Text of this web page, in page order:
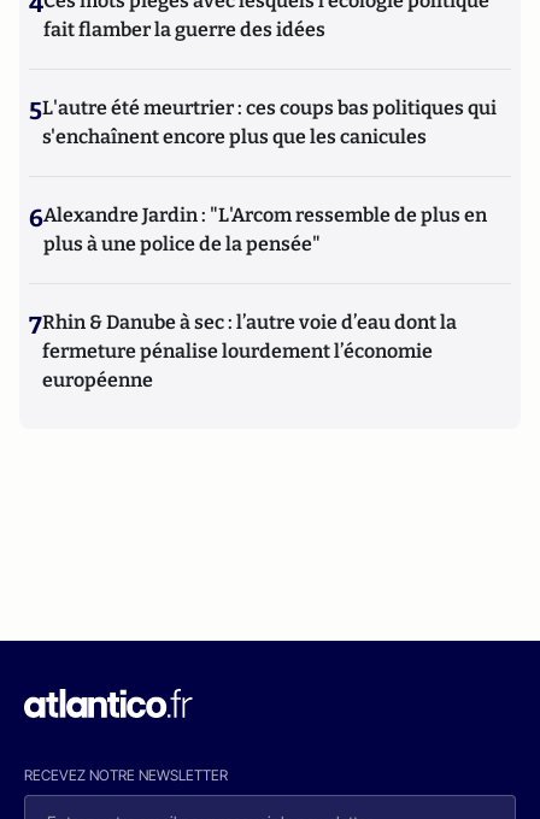
fait flamber la guerre des idées
5L'autre été meurtrier : ces coups bas politiques qui
s'enchaînent encore plus que les canicules
6Alexandre Jardin : "L'Arcom ressemble de plus en
plus à une police de la pensée"
7Rhin & Danube à sec : l’autre voie d’eau dont la
fermeture pénalise lourdement l’économie
européenne
RECEVEZ NOTRE NEWSLETTER